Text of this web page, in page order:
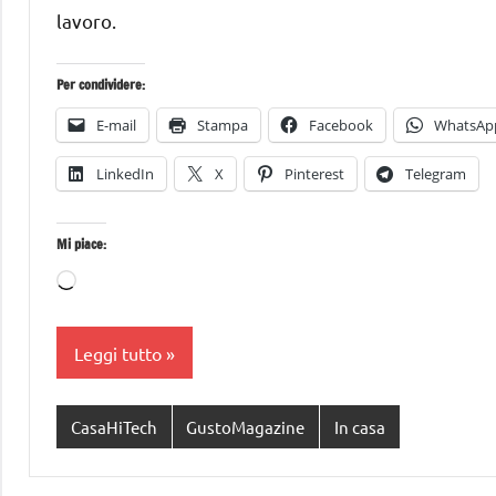
lavoro.
Per condividere:
E-mail Stampa Facebook
LinkedIn X Pinterest Telegram
Mi piace:
Caricamento
corso…
Leggi tutto
CasaHiTech GustoMagazine In casa